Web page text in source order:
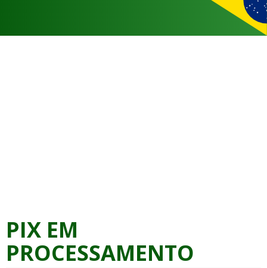
PIX EM
PROCESSAMENTO